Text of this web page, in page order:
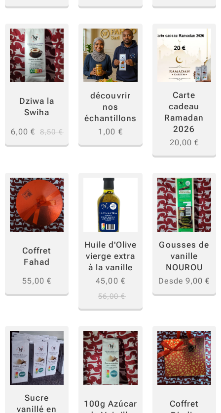
cúrcu
clavos
curry,
canela
azafrá
vainill
y ajo,
esta
mezcl
a
única
revela
aroma
s ricos
auténti
dos en
las
tradici
ones
ias del
Dziwa la
Swiha
6,00 € 8,50€
découvrir
nos
échantillons
1,00 €
Carte
cadeau
Ramadan
2026
20,00 €
Coffret
Fahad
55,00 €
Huile d'Olive
vierge extra
à la vanille
45,00 €
56,00€
Gousses de
vanille
NOUROU
Desde 9,00 €
Sucre
vanillé en
100g Azúcar
Coffret